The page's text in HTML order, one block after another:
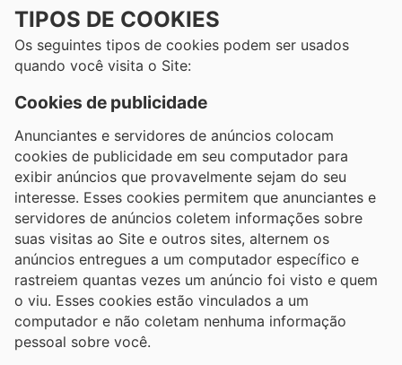
TIPOS DE COOKIES
Os seguintes tipos de cookies podem ser usados ​​
quando você visita o Site:
Cookies de publicidade
Anunciantes e servidores de anúncios colocam
cookies de publicidade em seu computador para
exibir anúncios que provavelmente sejam do seu
interesse. Esses cookies permitem que anunciantes e
servidores de anúncios coletem informações sobre
suas visitas ao Site e outros sites, alternem os
anúncios entregues a um computador específico e
rastreiem quantas vezes um anúncio foi visto e quem
o viu. Esses cookies estão vinculados a um
computador e não coletam nenhuma informação
pessoal sobre você.